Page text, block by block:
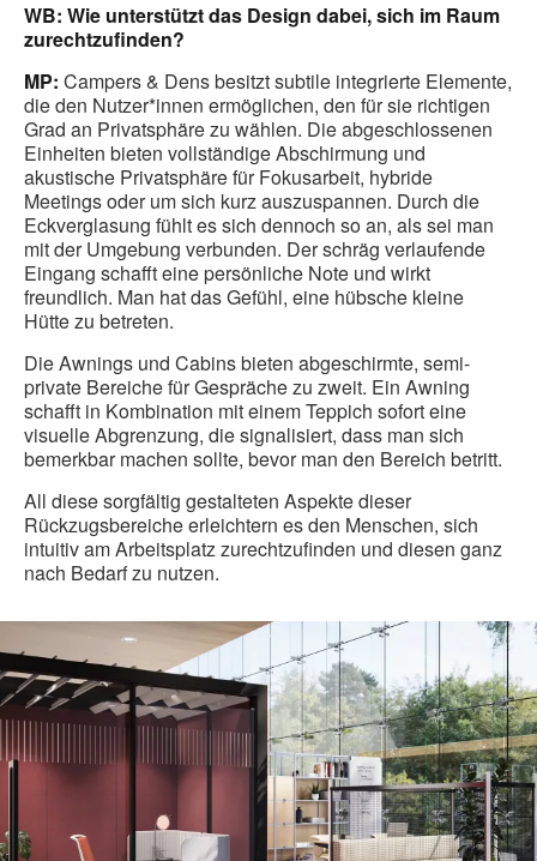
WB: Wie unterstützt das Design dabei, sich im Raum
zurechtzufinden?
MP: Campers & Dens besitzt subtile integrierte Elemente,
die den Nutzer*innen ermöglichen, den für sie richtigen
Grad an Privatsphäre zu wählen. Die abgeschlossenen
Einheiten bieten vollständige Abschirmung und
akustische Privatsphäre für Fokusarbeit, hybride
Meetings oder um sich kurz auszuspannen. Durch die
Eckverglasung fühlt es sich dennoch so an, als sei man
mit der Umgebung verbunden. Der schräg verlaufende
Eingang schafft eine persönliche Note und wirkt
freundlich. Man hat das Gefühl, eine hübsche kleine
Hütte zu betreten.
Die Awnings und Cabins bieten abgeschirmte, semi-
private Bereiche für Gespräche zu zweit. Ein Awning
schafft in Kombination mit einem Teppich sofort eine
visuelle Abgrenzung, die signalisiert, dass man sich
bemerkbar machen sollte, bevor man den Bereich betritt.
All diese sorgfältig gestalteten Aspekte dieser
Rückzugsbereiche erleichtern es den Menschen, sich
intuitiv am Arbeitsplatz zurechtzufinden und diesen ganz
nach Bedarf zu nutzen.